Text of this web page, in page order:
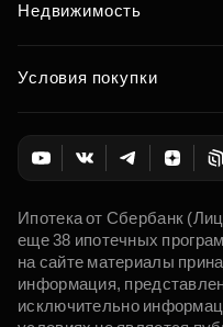
Недвижимость
Условия покупки
Ипотека от Сбербанк
еще 38 ипотечных
на сайте материалы
информация,
исключительно